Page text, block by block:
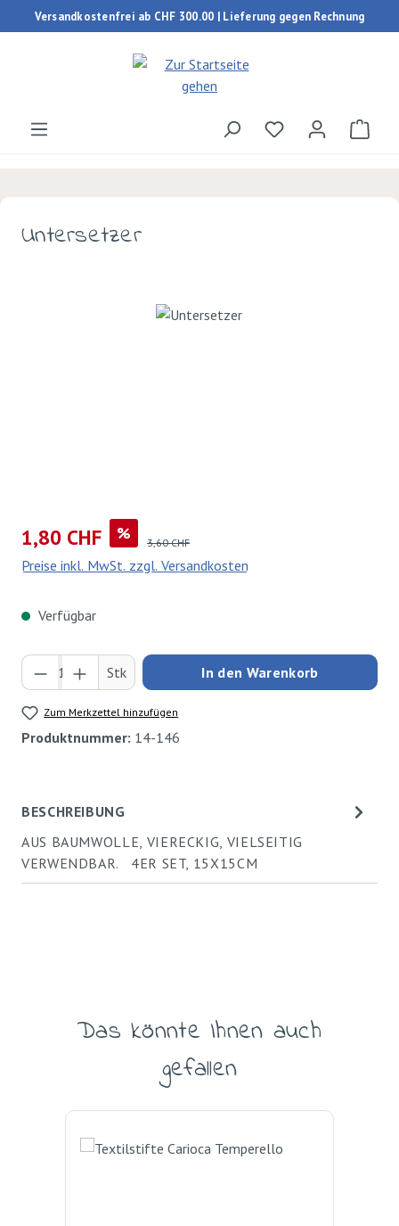
Zum Hauptinhalt springen
Versandkostenfrei ab CHF 300.00 | Lieferung gegen Rechnung
Du hast 0
Untersetzer
Bildergalerie überspringen
Verkaufspreis:
1,80 CHF % Regulärer Preis:
3,60 CHF
Preise inkl. MwSt. zzgl. Versandkosten
Verfügbar
Produkt Anzahl: Gib den gewünschten Wert
Stk In den Warenkorb
Zum Merkzettel hinzufügen
Produktnummer: 14-146
BESCHREIBUNG
AUS BAUMWOLLE, VIERECKIG, VIELSEITIG
VERWENDBAR. 4ER SET, 15X15CM
Produktgalerie überspringen
Das könnte Ihnen auch
gefallen